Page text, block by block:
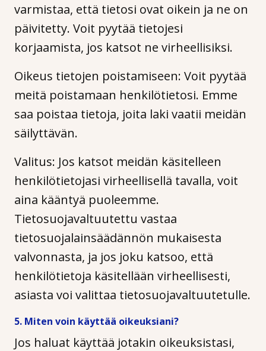
varmistaa, että tietosi ovat oikein ja ne on
päivitetty. Voit pyytää tietojesi
korjaamista, jos katsot ne virheellisiksi.
Oikeus tietojen poistamiseen: Voit pyytää
meitä poistamaan henkilötietosi. Emme
saa poistaa tietoja, joita laki vaatii meidän
säilyttävän.
Valitus: Jos katsot meidän käsitelleen
henkilötietojasi virheellisellä tavalla, voit
aina kääntyä puoleemme.
Tietosuojavaltuutettu vastaa
tietosuojalainsäädännön mukaisesta
valvonnasta, ja jos joku katsoo, että
henkilötietoja käsitellään virheellisesti,
asiasta voi valittaa tietosuojavaltuutetulle.
5. Miten voin käyttää oikeuksiani?
Jos haluat käyttää jotakin oikeuksistasi,